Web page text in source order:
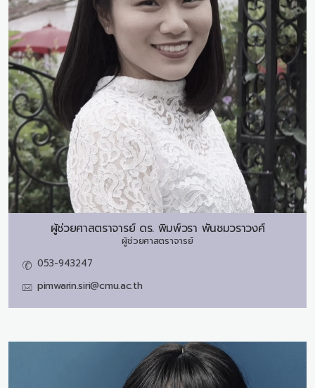
ผู้ช่วยศาสตราจารย์ ดร. พิมพ์วรา พันชมวราวงศ์
ผู้ช่วยศาสตราจารย์
053-943247
pimwarin.siri@cmu.ac.th